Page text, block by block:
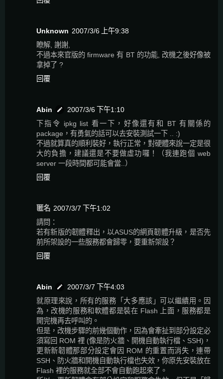
Unknown 2007/3/6 上午9:38
瞭解, 謝謝,
不過本來官版的 firmware 有 BT 的功能, 改機之後好像被
拿掉了 ?
回覆
Abin
2007/3/6 下午1:10
下指令 ipkg list 看一下，好像還有和 BT 有關係的
package，有勇氣的話可以去安裝測試一下 .. :)
不過就算真的順利裝好，執行正常，對硬體來說一定是很
大的負擔，建議還是不要做虛功囉！（我連跑個 web
server 一段時間都可能會當..）
回覆
匿名 2007/3/7 下午1:02
請問：
若有新版的韌體釋出，以ASUS的網頁韌體升級，是否先
前所架設的一些服務都會歸零，要重新架設？
回覆
Abin
2007/3/7 下午4:03
就原理來說，所有的服務「大多應該」可以繼續用。因
為，改機的服務和軟體都是裝在 Flash 上面，服務都是
開完機再去呼叫的。
但是，改機步驟的前幾個動作，因為會牽扯到部分設定必
須寫回 ROM 裡 (像是防火牆、開機自動執行檔、SSH)，
更新新韌體那部分設定會因 ROM 的重置而消失，連帶
SSH、防火牆和開機自動執行檔也失效，你原先安裝放在
Flash 裡的服務就全部不會自動跑起來了。